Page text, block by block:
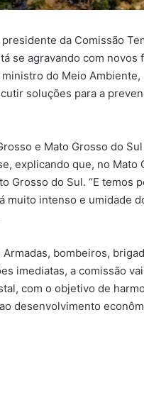
da Comissão
se agravando com
do Meio
soluções para a
e Mato Grosso do
explicando que, no
Grosso do Sul. “E temos
muito intenso e umidade
Armadas, bombeiros,
imediatas, a comissão
com o objetivo de
desenvolvimento